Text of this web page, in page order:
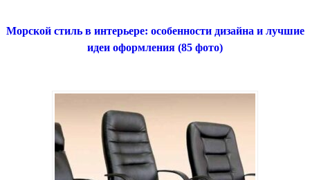
Морской стиль в интерьере: особенности дизайна и лучшие
идеи оформления (85 фото)